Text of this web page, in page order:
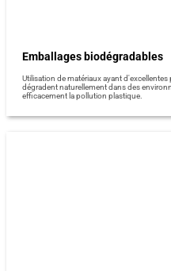
Emballages biodégradables
Utilisation de matériaux ayant
dégradent naturellement dans des
efficacement la pollution plastique.